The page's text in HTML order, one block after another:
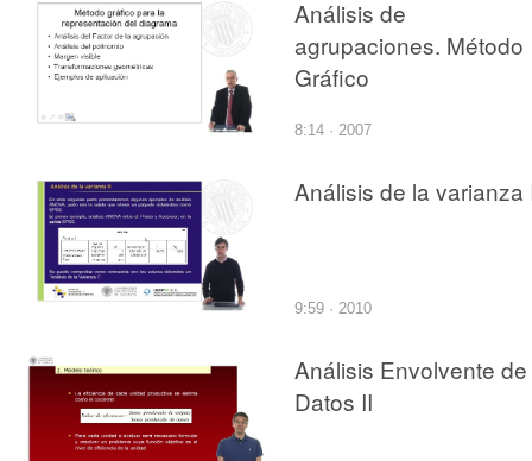
Análisis de
agrupaciones. Método
Gráfico
8:14 · 2007
Análisis de la varianza
9:59 · 2010
Análisis Envolvente de
Datos II